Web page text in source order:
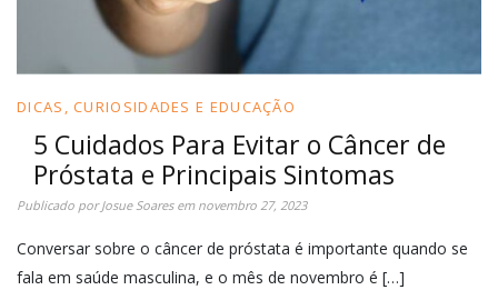
DICAS, CURIOSIDADES E EDUCAÇÃO
5 Cuidados Para Evitar o Câncer de
Próstata e Principais Sintomas
Publicado porJosue Soaresem novembro 27, 2023
Conversar sobre o câncer de próstata é importante quando se
fala em saúde masculina, e o mês de novembro é […]